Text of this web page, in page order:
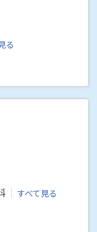
る
すべて見る